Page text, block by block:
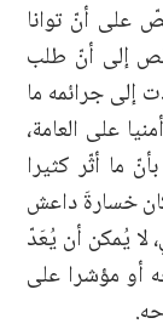
على أنّ توانا
إلى أنّ طلب
إلى جرائمه ما
على العامة،
ما أثّر كثيرا
كان خسارةَ داعش
لا يُمكن أن يُعَدّ
أو مؤشرا على